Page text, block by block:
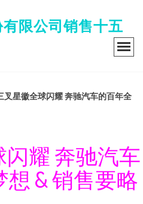
限公司销售十五
叉星徽全球闪耀 奔驰汽车的百年全
耀 奔驰汽车
& 销售要略